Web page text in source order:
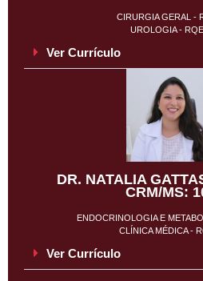
CIRURGIA GERAL -
UROLOGIA -
Ver Currículo
DR. NATALIA
CRM/MS:
ENDOCRINOLOGIA E
CLÍNICA MÉDICA -
Ver Currículo